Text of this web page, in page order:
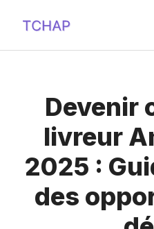
contenu
Devenir
livreur
2025 :
des